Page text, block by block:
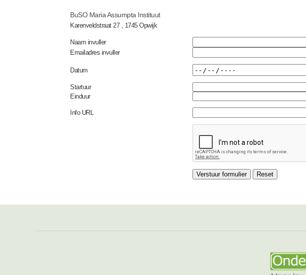
BuSO Maria Assumpta Instituut
Karenveldstraat 27 , 1745 Opwijk
Naam invuller
Emailadres invuller
Datum
Startuur
Einduur
Info URL